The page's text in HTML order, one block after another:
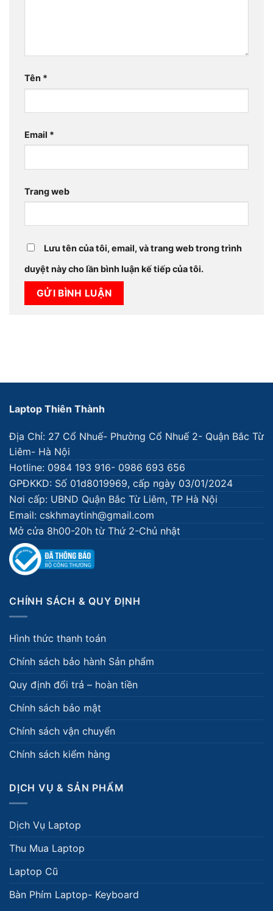
Tên *
Email *
Trang web
Lưu tên của tôi, email, và trang web trong trình
duyệt này cho lần bình luận kế tiếp của tôi.
Laptop Thiên Thành
Địa Chỉ: 27 Cổ Nhuế- Phường Cổ Nhuế 2- Quận Bắc Từ
Liêm- Hà Nội
Hotline: 0984 193 916- 0986 693 656
GPĐKKD: Số 01d8019969, cấp ngày 03/01/2024
Nơi cấp: UBND Quận Bắc Từ Liêm, TP Hà Nội
Email: cskhmaytinh@gmail.com
Mở cửa 8h00-20h từ Thứ 2-Chủ nhật
CHÍNH SÁCH & QUY ĐỊNH
Hình thức thanh toán
Chính sách bảo hành Sản phẩm
Quy định đổi trả – hoàn tiền
Chính sách bảo mật
Chính sách vận chuyển
Chính sách kiểm hàng
DỊCH VỤ & SẢN PHẨM
Dịch Vụ Laptop
Thu Mua Laptop
Laptop Cũ
Bàn Phím Laptop- Keyboard